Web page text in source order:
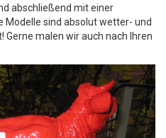
abschließend mit einer
Modelle sind absolut wetter- und
malen wir auch nach Ihren